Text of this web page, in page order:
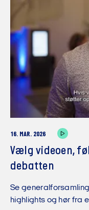
16. MAR. 2026
Vælg videoen,
debatten
Se
highlights og hør fra